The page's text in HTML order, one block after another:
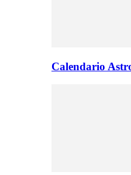
Calendario